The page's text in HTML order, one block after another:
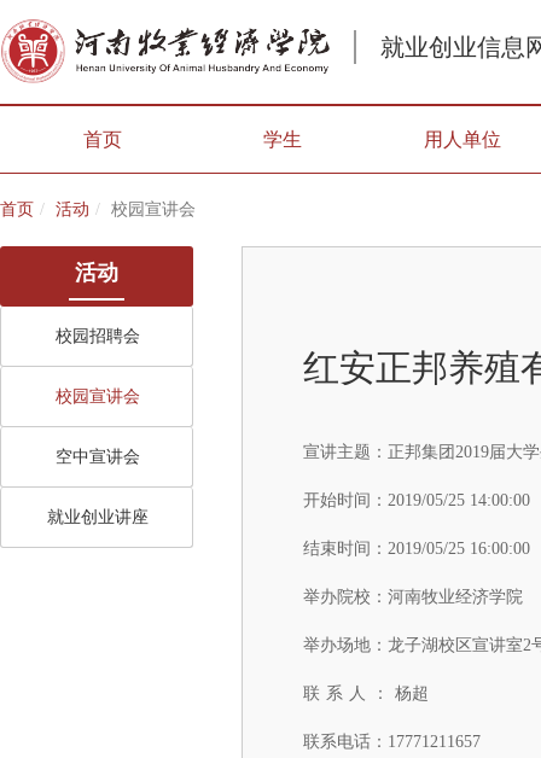
就业创业信息
首页 学生 用人单位
首页 活动 校园宣讲会
活动
校园招聘会
校园宣讲会
空中宣讲会
就业创业讲座
红安正邦养殖
宣讲主题： 正邦集团2019届大
开始时间： 2019/05/25 14:00:00
结束时间： 2019/05/25 16:00:00
举办院校： 河南牧业经济学院
举办场地： 龙子湖校区宣讲室2
联系人： 杨超
联系电话： 17771211657